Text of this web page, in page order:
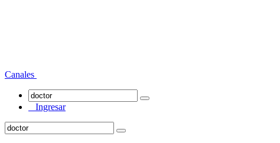
Canales
Ingresar